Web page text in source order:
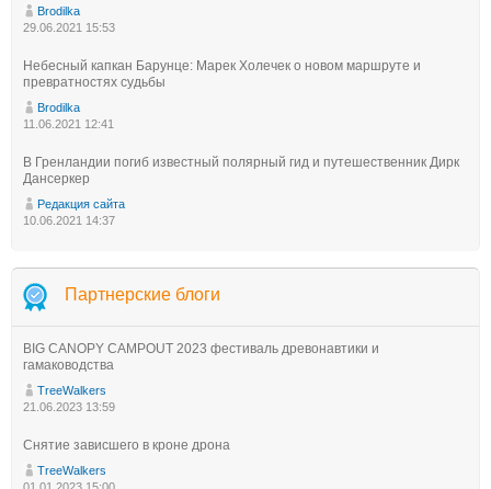
Brodilka
29.06.2021 15:53
Небесный капкан Барунце: Марек Холечек о новом маршруте и
превратностях судьбы
Brodilka
11.06.2021 12:41
В Гренландии погиб известный полярный гид и путешественник Дирк
Дансеркер
Редакция сайта
10.06.2021 14:37
Партнерские блоги
BIG CANOPY CAMPOUT 2023 фестиваль древонавтики и
гамаководства
TreeWalkers
21.06.2023 13:59
Снятие зависшего в кроне дрона
TreeWalkers